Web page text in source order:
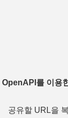
OpenAPI를 이용
공유할 URL을